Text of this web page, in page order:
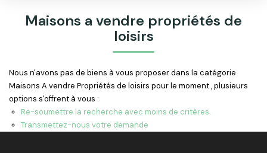
FAIRE GÉRER SON BIEN
EXTRANET
NOS AGENCES
Type de bien
Surface min
Créer une alerte
Maisons a vendre propriétés de
loisirs
Nous n'avons pas de biens à vous proposer dans la catégorie
Maisons A vendre Propriétés de loisirs pour le moment , plusieurs
options s'offrent à vous :
Re-soumettre la recherche avec moins de critères.
Transmettez-nous votre demande